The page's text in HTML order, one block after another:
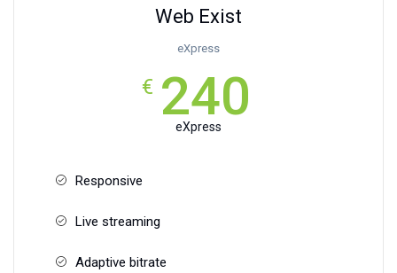
Web Exist
eXpress
€ 240
eXpress
Responsive
Live streaming
Adaptive bitrate